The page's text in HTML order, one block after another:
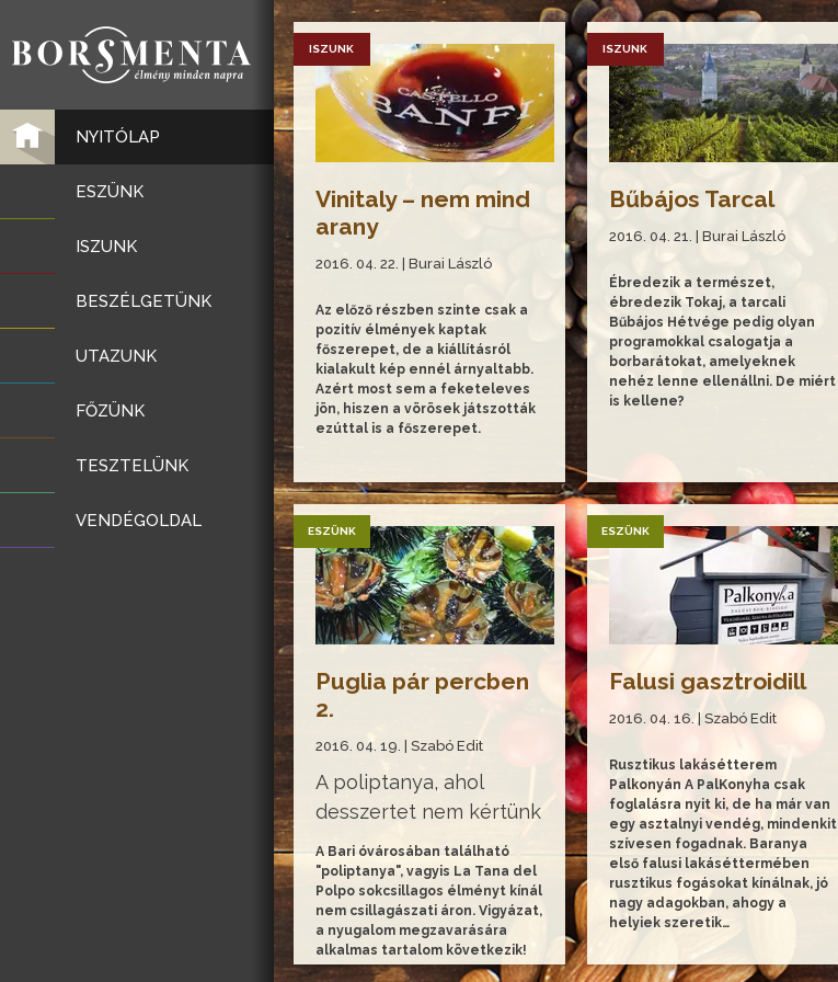
NYITÓLAP
ESZÜNK
ISZUNK
BESZÉLGETÜNK
UTAZUNK
FŐZÜNK
TESZTELÜNK
VENDÉGOLDAL
ISZUNK
Vinitaly – nem mind
arany
2016. 04. 22. | Burai László
Az előző részben szinte csak a
pozitív élmények kaptak
főszerepet, de a kiállításról
kialakult kép ennél árnyaltabb.
Azért most sem a feketeleves
jön, hiszen a vörösek játszották
ezúttal is a főszerepet.
ISZUNK
Bűbájos Tarcal
2016. 04. 21. | Burai László
Ébredezik a természet,
ébredezik Tokaj, a tarcali
Bűbájos Hétvége pedig olyan
programokkal csalogatja a
borbarátokat, amelyeknek
nehéz lenne ellenállni. De miért
is kellene?
ESZÜNK
Puglia pár percben
2.
2016. 04. 19. | Szabó Edit
A poliptanya, ahol
desszertet nem kértünk
A Bari óvárosában található
"poliptanya", vagyis La Tana del
Polpo sokcsillagos élményt kínál
nem csillagászati áron. Vigyázat,
a nyugalom megzavarására
alkalmas tartalom következik!
ESZÜNK
Falusi gasztroidill
2016. 04. 16. | Szabó Edit
Rusztikus lakásétterem
Palkonyán A PalKonyha csak
foglalásra nyit ki, de ha már van
egy asztalnyi vendég, mindenkit
szívesen fogadnak. Baranya
első falusi lakáséttermében
rusztikus fogásokat kínálnak, jó
nagy adagokban, ahogy a
helyiek szeretik…